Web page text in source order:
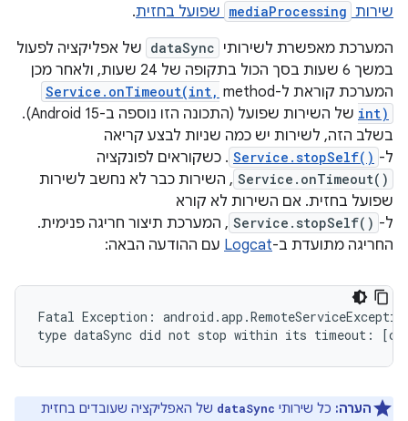
שירות mediaProcessing שפועל בחזית.
המערכת מאפשרת לשירותי dataSync של אפליקציה לפעול
במשך 6 שעות בסך הכול בתקופה של 24 שעות, ולאחר מכן
המערכת קוראת ל-method‏
Service.onTimeout(int,
int)
של השירות שפועל (התכונה הזו נוספה ב-Android 15).
בשלב הזה, לשירות יש כמה שניות לבצע קריאה
ל- Service.stopSelf() . כשקוראים לפונקציה
Service.onTimeout() , השירות כבר לא נחשב לשירות
שפועל בחזית. אם השירות לא קורא
ל- Service.stopSelf() , המערכת תיצור חריגה פנימית.
החריגה מתועדת ב-Logcat עם ההודעה הבאה:
Fatal Exception:
הערה: כל שירותי dataSync של האפליקציה שעובדים בחזית